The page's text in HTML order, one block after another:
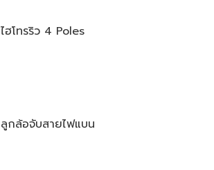
ไฮโทรริว 4 Poles
ลูกล้อจับสายไฟแบน